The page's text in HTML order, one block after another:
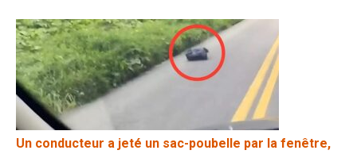
Un conducteur a jeté un sac-poubelle par la fenêtre,